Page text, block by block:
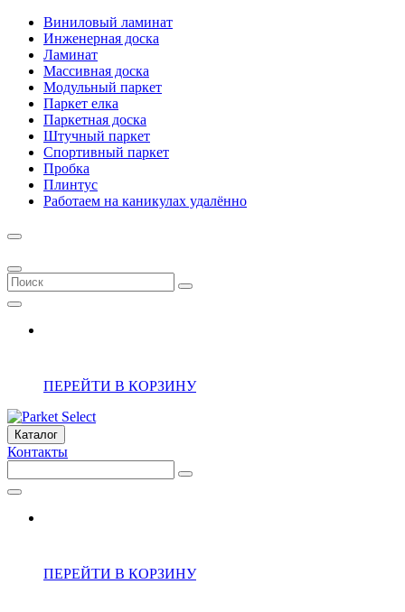
Виниловый ламинат
Инженерная доска
Ламинат
Массивная доска
Модульный паркет
Паркет елка
Паркетная доска
Штучный паркет
Спортивный паркет
Пробка
Плинтус
Работаем на каникулах удалённо
ПЕРЕЙТИ В КОРЗИНУ
Каталог
Контакты
ПЕРЕЙТИ В КОРЗИНУ